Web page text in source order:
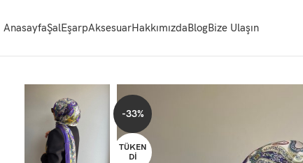
AnasayfaŞalEşarpAksesuarHakkımızdaBlogBize Ulaşın
-33%
TÜKEN
DI